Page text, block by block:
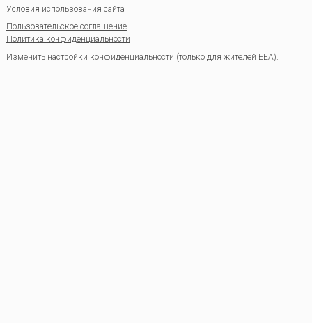
Условия использования сайта
Пользовательское соглашение
Политика конфиденциальности
Изменить настройки конфиденциальности (только для жителей EEA).